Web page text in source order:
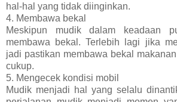
hal-hal yang tidak diinginkan.
4. Membawa bekal
Meskipun mudik dalam keadaan
membawa bekal. Terlebih lagi jika
jadi pastikan membawa bekal
cukup.
5. Mengecek kondisi mobil
Mudik menjadi hal yang selalu